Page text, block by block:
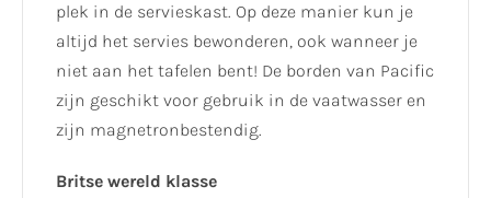
plek in de servieskast. Op deze manier kun je
altijd het servies bewonderen, ook wanneer je
niet aan het tafelen bent! De borden van Pacific
zijn geschikt voor gebruik in de vaatwasser en
zijn magnetronbestendig.
Britse wereld klasse